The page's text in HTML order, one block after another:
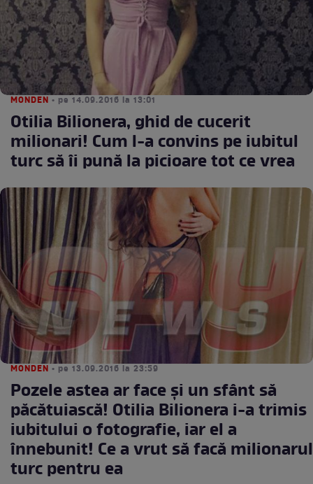
MONDEN • pe 14.09.2016 la 13:01
Otilia Bilionera, ghid de cucerit
milionari! Cum l-a convins pe iubitul
turc să îi pună la picioare tot ce vrea
MONDEN • pe 13.09.2016 la 23:59
Pozele astea ar face și un sfânt să
păcătuiască! Otilia Bilionera i-a trimis
iubitului o fotografie, iar el a
înnebunit! Ce a vrut să facă milionarul
turc pentru ea